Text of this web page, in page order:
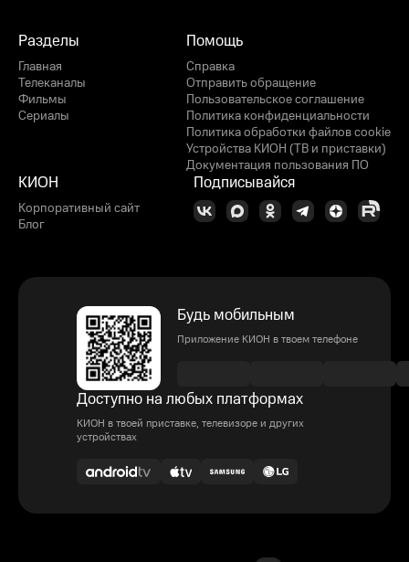
Разделы
Главная
Телеканалы
Фильмы
Сериалы
Помощь
Справка
Отправить обращение
Пользовательское соглашение
Политика конфиденциальности
Политика обработки файлов cookie
Устройства КИОН (ТВ и приставки)
Документация пользования ПО
КИОН
Корпоративный сайт
Блог
Подписывайся
Будь мобильным
Приложение КИОН в твоем телефоне
Доступно на любых платформах
КИОН в твоей приставке, телевизоре и других
устройствах